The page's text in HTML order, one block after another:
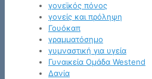
γονεϊκός πόνος
γονείς και πρόληψη
Γουόκαπ
γραμματόσημο
γυμναστική για υγεία
Γυναικεία Ομάδα Westend
Δανία